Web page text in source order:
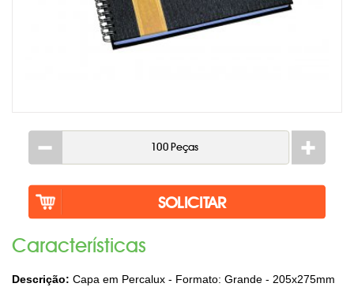
FOLHINHA PERSONALIZADA
KIDS & ESCOLAR
LINHA FEMININA
LINHA MASCULINA
MISTURADOR DE DRINK
MOCHILA TIPO SACOLA
MOUSE PAD PERSONALIZADO
Caracterí­sticas
Descrição: Capa em Percalux - Formato: Grande - 205x275mm